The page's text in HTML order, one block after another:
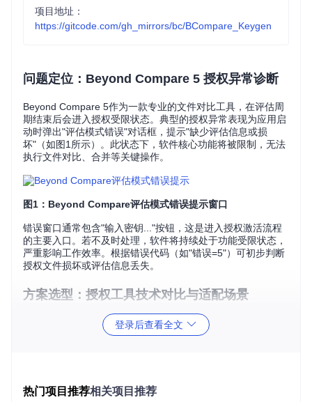
项目地址：
https://gitcode.com/gh_mirrors/bc/BCompare_Keygen
问题定位：Beyond Compare 5 授权异常诊断
Beyond Compare 5作为一款专业的文件对比工具，在评估周
期结束后会进入授权受限状态。典型的授权异常表现为应用启
动时弹出"评估模式错误"对话框，提示"缺少评估信息或损
坏"（如图1所示）。此状态下，软件核心功能将被限制，无法
执行文件对比、合并等关键操作。
图1：Beyond Compare评估模式错误提示窗口
错误窗口通常包含"输入密钥..."按钮，这是进入授权激活流程
的主要入口。若不及时处理，软件将持续处于功能受限状态，
严重影响工作效率。根据错误代码（如"错误=5"）可初步判断
授权文件损坏或评估信息丢失。
方案选型：授权工具技术对比与适配场景
针对不同使用场景，BCompare_Keygen提供两种授权工具方
案，各具技术特点与适用范围：
交互模
登录后查看全文
热门项目推荐相关项目推荐